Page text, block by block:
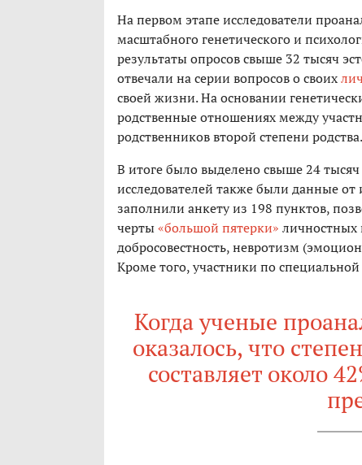
На первом этапе исследователи
масштабного генетического и
результаты опросов свыше 32 тысяч
отвечали на серии вопросов о своих
своей жизни. На основании
родственные отношениях между
родственников второй степени родства.
В итоге было выделено свыше 24
исследователей также были данные от
заполнили анкету из 198 пунктов,
черты«большой пятерки» личностных
добросовестность, невротизм
Кроме того, участники по
Когда ученые
оказалось, что
составляет около